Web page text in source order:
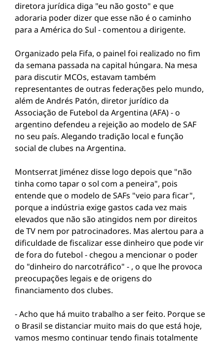
diretora jurídica diga "eu não gosto" e que
adoraria poder dizer que esse não é o caminho
para a América do Sul - comentou a dirigente.
Organizado pela Fifa, o painel foi realizado no fim
da semana passada na capital húngara. Na mesa
para discutir MCOs, estavam também
representantes de outras federações pelo mundo,
além de Andrés Patón, diretor jurídico da
Associação de Futebol da Argentina (AFA) - o
argentino defendeu a rejeição ao modelo de SAF
no seu país. Alegando tradição local e função
social de clubes na Argentina.
Montserrat Jiménez disse logo depois que "não
tinha como tapar o sol com a peneira", pois
entende que o modelo de SAFs "veio para ficar",
porque a indústria exige gastos cada vez mais
elevados que não são atingidos nem por direitos
de TV nem por patrocinadores. Mas alertou para a
dificuldade de fiscalizar esse dinheiro que pode vir
de fora do futebol - chegou a mencionar o poder
do "dinheiro do narcotráfico" - , o que lhe provoca
preocupações legais e de origens do
financiamento dos clubes.
- Acho que há muito trabalho a ser feito. Porque se
o Brasil se distanciar muito mais do que está hoje,
vamos mesmo continuar tendo finais totalmente